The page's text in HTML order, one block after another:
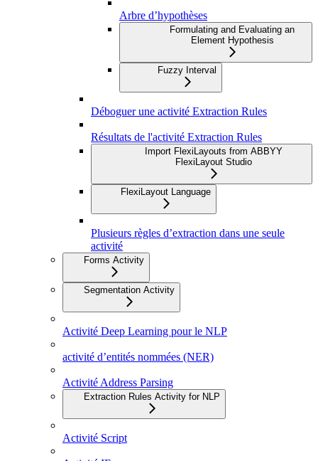
Arbre d’hypothèses
Formulating and Evaluating an
Element Hypothesis
Fuzzy Interval
Déboguer une activité Extraction Rules
Résultats de l'activité Extraction Rules
Import FlexiLayouts from ABBYY
FlexiLayout Studio
FlexiLayout Language
Plusieurs règles d’extraction dans une seule
activité
Forms Activity
Segmentation Activity
Activité Deep Learning pour le NLP
activité d’entités nommées (NER)
Activité Address Parsing
Extraction Rules Activity for NLP
Activité Script